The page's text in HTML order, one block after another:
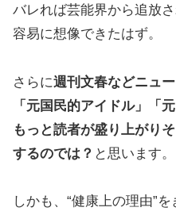
バレれば芸能界から追放
容易に想像できたはず。
さらに週刊文春などニュ
「元国民的アイドル」「
もっと読者が盛り上がり
するのでは？ と思います。
しかも、“健康上の理由”